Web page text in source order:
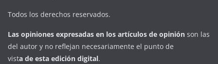
Todos los derechos reservados.
Las opiniones expresadas en los artículos de opinión son las
del autor y no reflejan necesariamente el punto de
vista de esta edición digital.